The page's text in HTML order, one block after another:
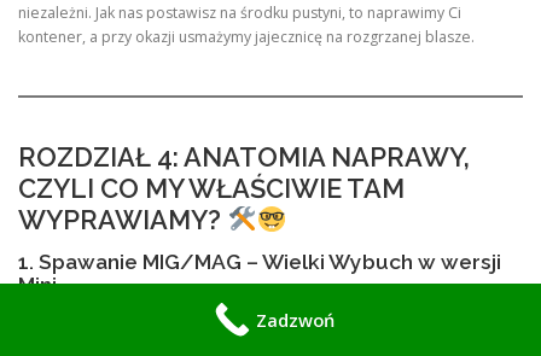
niezależni. Jak nas postawisz na środku pustyni, to naprawimy Ci
kontener, a przy okazji usmażymy jajecznicę na rozgrzanej blasze.
ROZDZIAŁ 4: ANATOMIA NAPRAWY,
CZYLI CO MY WŁAŚCIWIE TAM
WYPRAWIAMY?
1. Spawanie MIG/MAG – Wielki Wybuch w wersji
Mini
To nie jest „klejenie na smark”. My robimy spoiny, które przeżyją koniec
Zadzwoń